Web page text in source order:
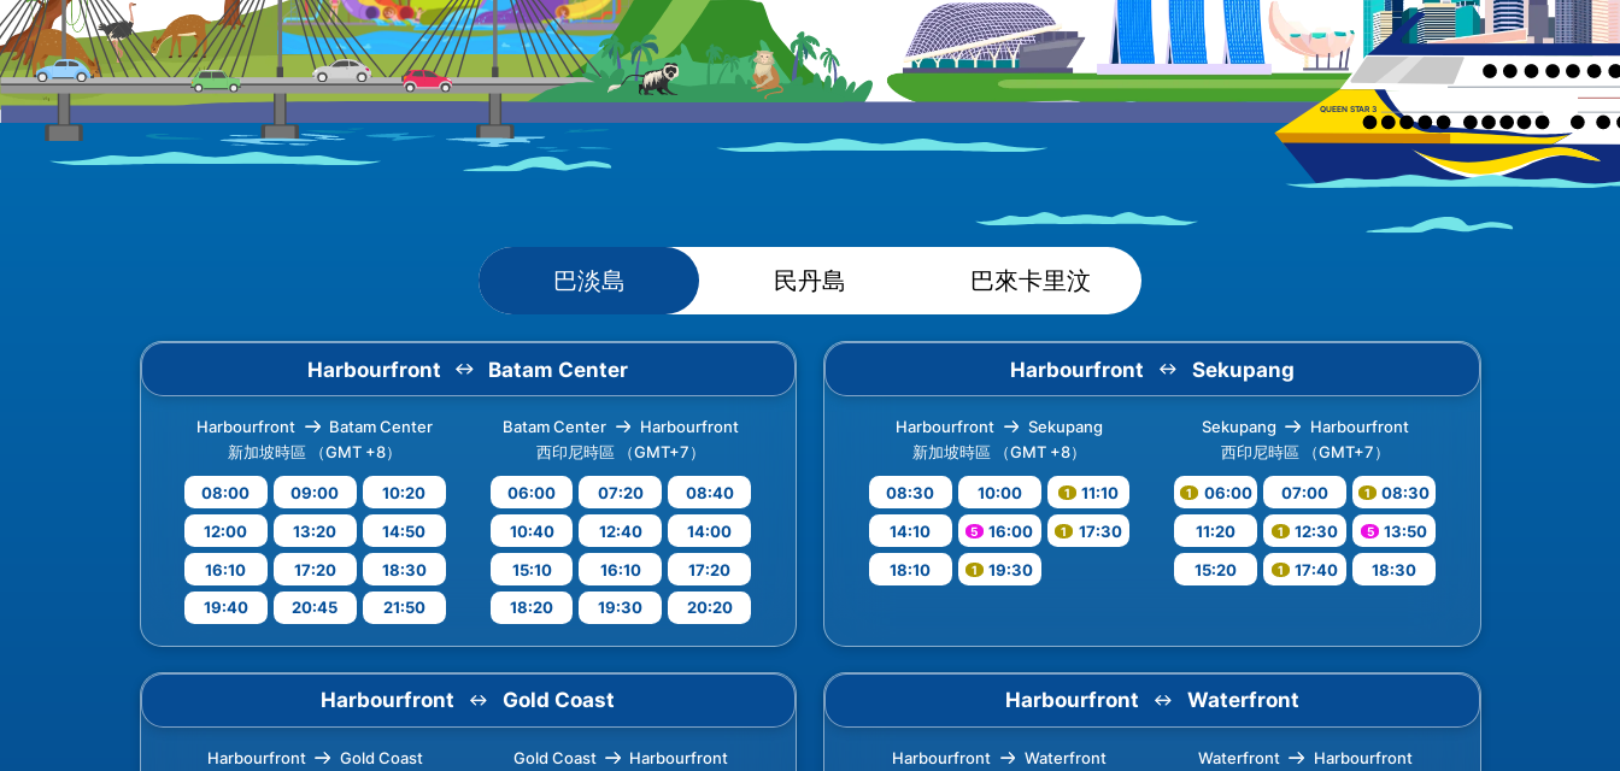
巴淡島 民丹島 巴來卡里汶
Harbourfront Batam Center
Harbourfront
Batam Center
新加坡時區 （GMT +8）
08:00 09:00
10:20
12:00
13:20
14:50
16:10
17:20
18:30
19:40
20:45 21:50
Batam Center
Harbourfront
西印尼時區 （GMT+7）
06:00 07:20
08:40
10:40
12:40
14:00
15:10
16:10
17:20
18:20
19:30 20:20
Harbourfront Sekupang
Harbourfront
Sekupang
新加坡時區 （GMT +8）
08:30 10:00
11:10
14:10
16:00
17:30
18:10
19:30
Sekupang
Harbourfront
西印尼時區 （GMT+7）
06:00 07:00
08:30
11:20
12:30
13:50
15:20
17:40 18:30
Harbourfront Gold Coast
Harbourfront
Gold Coast
Gold Coast
Harbourfront
Harbourfront Waterfront
Harbourfront
Waterfront
Waterfront
Harbourfront